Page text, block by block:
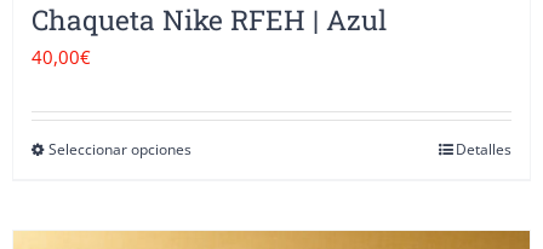
Chaqueta Nike RFEH | Azul
40,00€
Seleccionar opcionesEste
tiene
Detalles